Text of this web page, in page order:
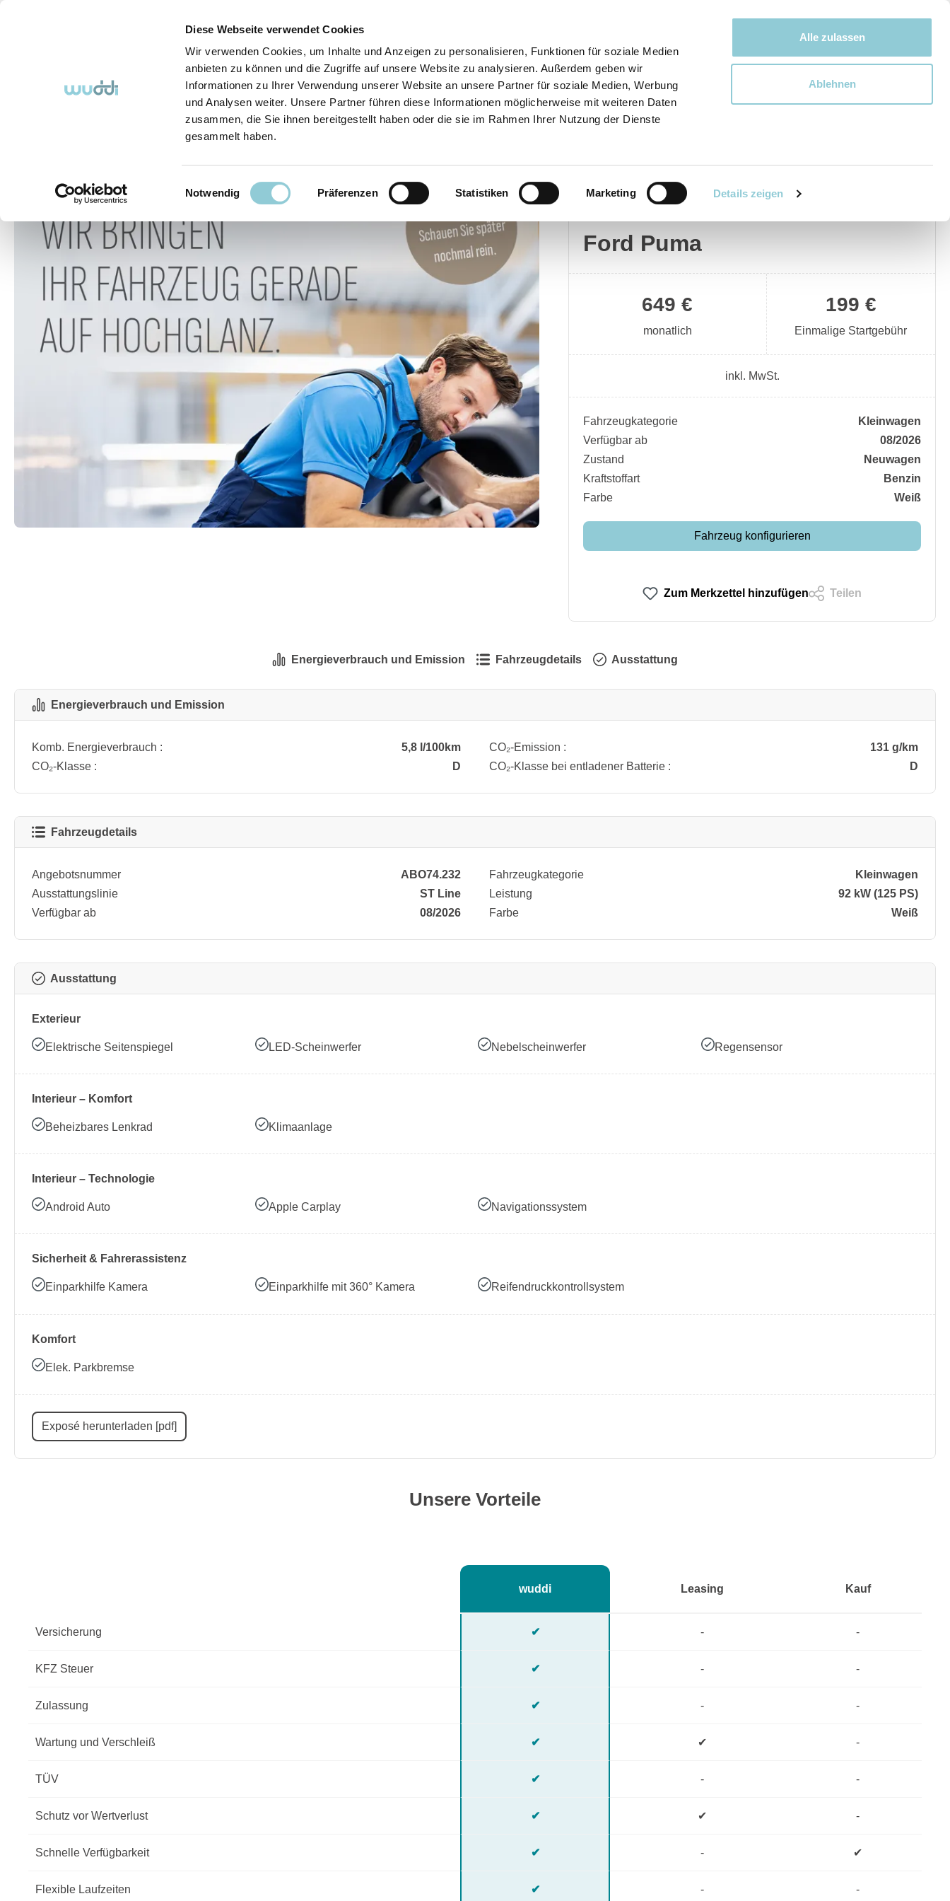
Diese Webseite verwendet Cookies
Wir verwenden Cookies, um Inhalte und Anzeigen zu personalisieren, Funktionen für soziale Medien
anbieten zu können und die Zugriffe auf unsere Website zu analysieren. Außerdem geben wir
Informationen zu Ihrer Verwendung unserer Website an unsere Partner für soziale Medien, Werbung
und Analysen weiter. Unsere Partner führen diese Informationen möglicherweise mit weiteren Daten
zusammen, die Sie ihnen bereitgestellt haben oder die sie im Rahmen Ihrer Nutzung der Dienste
gesammelt haben.
Einwilligungsauswahl
Notwendig Präferenzen Statistiken Marketing Details zeigen
Alle zulassen
Ablehnen
Bewegen bewegt uns!
Abo-Fahrzeuge So funktioniert's (FAQ) Über Uns Kontakt
Bildergalerie überspringen
Ford Puma
199 €
Einmalige Startgebühr
649 €
monatlich
inkl. MwSt.
Fahrzeugkategorie
Kleinwagen
Verfügbar ab
08/2026
Zustand
Neuwagen
Kraftstoffart
Benzin
Farbe
Weiß
Fahrzeug konfigurieren
Zum Merkzettel hinzufügen Teilen
Energieverbrauch und Emission Fahrzeugdetails Ausstattung
Energieverbrauch und Emission
Komb. Energieverbrauch : 5,8 l/100km CO₂-Emission :
131 g/km
CO₂-Klasse :
D CO₂-Klasse bei entladener Batterie : D
Fahrzeugdetails
Angebotsnummer
ABO74.232
Ausstattungslinie
ST Line
Verfügbar ab
08/2026
Fahrzeugkategorie
Kleinwagen
Leistung
92 kW (125 PS)
Farbe
Weiß
Ausstattung
Exterieur
Elektrische Seitenspiegel LED-Scheinwerfer Nebelscheinwerfer Regensensor
Interieur – Komfort
Beheizbares Lenkrad Klimaanlage
Interieur – Technologie
Android Auto Apple Carplay Navigationssystem
Sicherheit & Fahrerassistenz
Einparkhilfe Kamera Einparkhilfe mit 360° Kamera Reifendruckkontrollsystem
Komfort
Elek. Parkbremse
Exposé herunterladen [pdf]
Unsere Vorteile
wuddi Leasing Kauf
Versicherung ✔ - -
KFZ Steuer ✔ - -
Zulassung ✔ - -
Wartung und Verschleiß ✔ ✔ -
TÜV ✔ - -
Schutz vor Wertverlust ✔ ✔ -
Schnelle Verfügbarkeit ✔ - ✔
Flexible Laufzeiten ✔ - -